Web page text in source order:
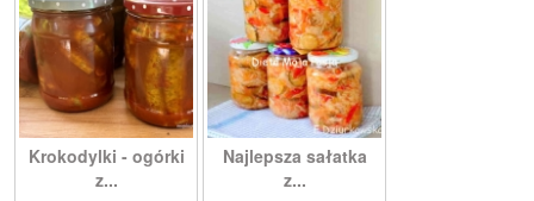
Krokodylki - ogórki
z...
Najlepsza sałatka
z...